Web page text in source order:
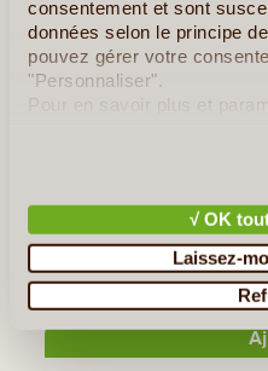
consentement et sont
données selon le principe
pouvez gérer votre
"Personnaliser".
Pour en savoir plus et
√ OK
Laissez-
Pendant longtemps, Salt
Jordanie. Aujourd'hui, elle
province de Balqa, mais
Lire la